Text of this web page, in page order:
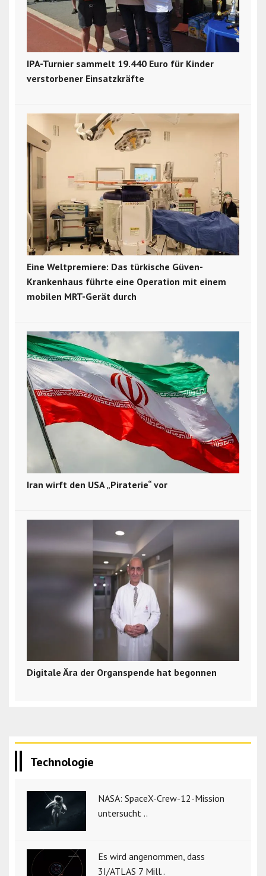
IPA-Turnier sammelt 19.440 Euro für Kinder
verstorbener Einsatzkräfte
Eine Weltpremiere: Das türkische Güven-
Krankenhaus führte eine Operation mit einem
mobilen MRT-Gerät durch
Iran wirft den USA „Piraterie“ vor
Digitale Ära der Organspende hat begonnen
Technologie
NASA: SpaceX-Crew-12-Mission
untersucht ..
Es wird angenommen, dass
3I/ATLAS 7 Mill..